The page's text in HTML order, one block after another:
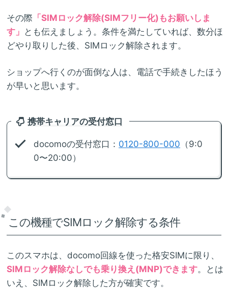
その際 「SIMロック解除(SIMフリー化)もお願いしま
す」 とも伝えましょう。条件を満たしていれば、数分ほ
どやり取りした後、SIMロック解除されます。
ショップへ行くのが面倒な人は、電話で手続きしたほう
が早いと思います。
携帯キャリアの受付窓口
docomoの受付窓口： 0120-800-000 （9:0
0〜20:00）
この機種でSIMロック解除する条件
このスマホは、docomo回線を使った格安SIMに限り、
SIMロック解除なしでも乗り換え(MNP)できます。とは
いえ、SIMロック解除した方が確実です。